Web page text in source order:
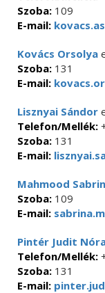
Szoba: 109
E-mail:
Kovács Orsolya
Szoba: 131
E-mail:
Lisznyai Sándor
Telefon/Mellék:
Szoba: 131
E-mail:
Mahmood
Szoba: 109
E-mail:
Pintér Judit
Telefon/Mellék:
Szoba: 131
E-mail: